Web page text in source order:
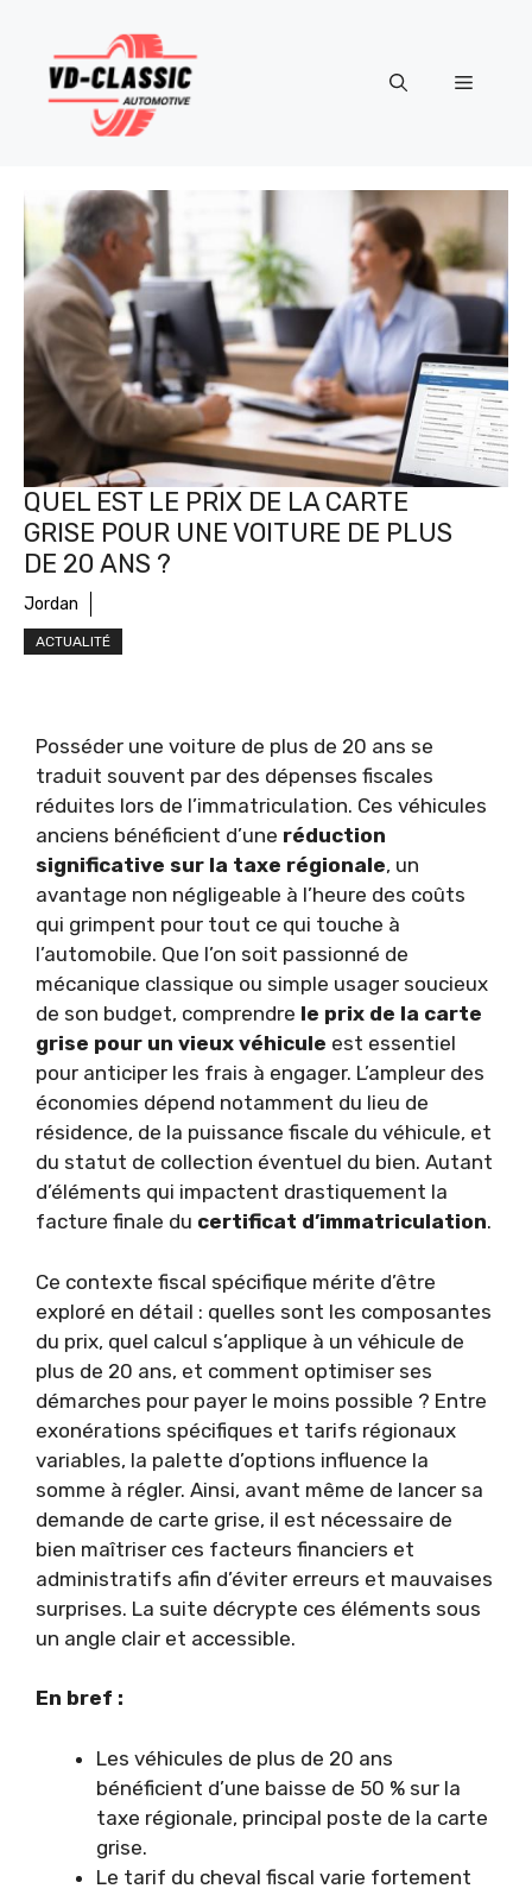
contenu
Menu
QUEL EST LE PRIX DE LA CARTE
GRISE POUR UNE VOITURE DE PLUS
DE 20 ANS ?
Jordan
ACTUALITÉ
Posséder une voiture de plus de 20 ans se
traduit souvent par des dépenses fiscales
réduites lors de l’immatriculation. Ces véhicules
anciens bénéficient d’une réduction
significative sur la taxe régionale, un
avantage non négligeable à l’heure des coûts
qui grimpent pour tout ce qui touche à
l’automobile. Que l’on soit passionné de
mécanique classique ou simple usager soucieux
de son budget, comprendre le prix de la carte
grise pour un vieux véhicule est essentiel
pour anticiper les frais à engager. L’ampleur des
économies dépend notamment du lieu de
résidence, de la puissance fiscale du véhicule, et
du statut de collection éventuel du bien. Autant
d’éléments qui impactent drastiquement la
facture finale du certificat d’immatriculation.
Ce contexte fiscal spécifique mérite d’être
exploré en détail : quelles sont les composantes
du prix, quel calcul s’applique à un véhicule de
plus de 20 ans, et comment optimiser ses
démarches pour payer le moins possible ? Entre
exonérations spécifiques et tarifs régionaux
variables, la palette d’options influence la
somme à régler. Ainsi, avant même de lancer sa
demande de carte grise, il est nécessaire de
bien maîtriser ces facteurs financiers et
administratifs afin d’éviter erreurs et mauvaises
surprises. La suite décrypte ces éléments sous
un angle clair et accessible.
En bref :
Les véhicules de plus de 20 ans
bénéficient d’une baisse de 50 % sur la
taxe régionale, principal poste de la carte
grise.
Le tarif du cheval fiscal varie fortement